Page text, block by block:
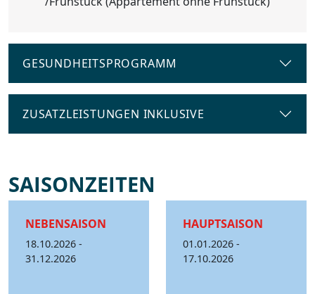
GESUNDHEITSPROGRAMM
ZUSATZLEISTUNGEN INKLUSIVE
SAISONZEITEN
NEBENSAISON
18.10.2026 -
31.12.2026
HAUPTSAISON
01.01.2026 -
17.10.2026